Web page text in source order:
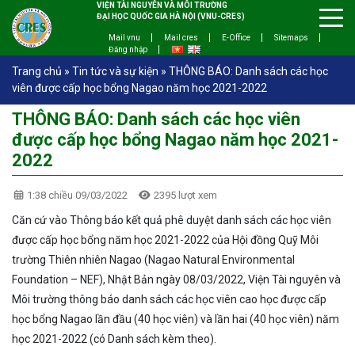
VIỆN TÀI NGUYÊN VÀ MÔI TRƯỜNG
ĐẠI HỌC QUỐC GIA HÀ NỘI (VNU-CRES)
Mail vnu Mail cres E-Office
Sitemaps
Đăng nhập
Trang chủ » Tin tức và sự kiện » THÔNG BÁO: Danh sách các học
viên được cấp học bổng Nagao năm học 2021-2022
THÔNG BÁO: Danh sách các học viên
được cấp học bổng Nagao năm học 2021-
2022
1:38 chiều 09/03/2022 2395 lượt xem
Căn cứ vào Thông báo kết quả phê duyệt danh sách các học viên
được cấp học bổng năm học 2021-2022 của Hội đồng Quỹ Môi
trường Thiên nhiên Nagao (Nagao Natural Environmental
Foundation – NEF), Nhật Bản ngày 08/03/2022, Viện Tài nguyên và
Môi trường thông báo danh sách các học viên cao học được cấp
học bổng Nagao lần đầu (40 học viên) và lần hai (40 học viên) năm
học 2021-2022 (có Danh sách kèm theo).